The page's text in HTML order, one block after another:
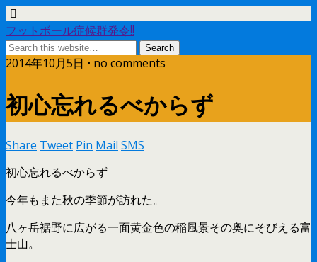
フットボール症候群発令!!
2014年10月5日 • no comments
初心忘れるべからず
Share Tweet Pin Mail SMS
初心忘れるべからず
今年もまた秋の季節が訪れた。
八ヶ岳裾野に広がる一面黄金色の稲風景その奥にそびえる富
士山。